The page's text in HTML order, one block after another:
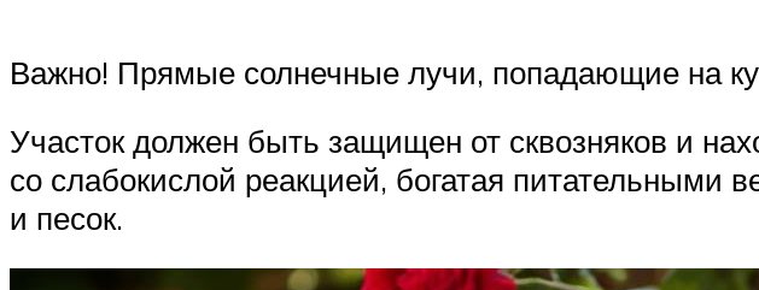
Важно! Прямые солнечные лучи, попадающие на
Участок должен быть защищен от сквозняков и
со слабокислой реакцией, богатая
и песок.